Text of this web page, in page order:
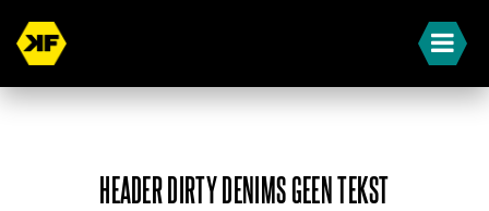
HEADER DIRTY DENIMS GEEN TEKST